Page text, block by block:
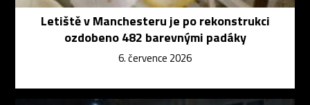
Letiště v Manchesteru je po rekonstrukci
ozdobeno 482 barevnými padáky
6. července 2026